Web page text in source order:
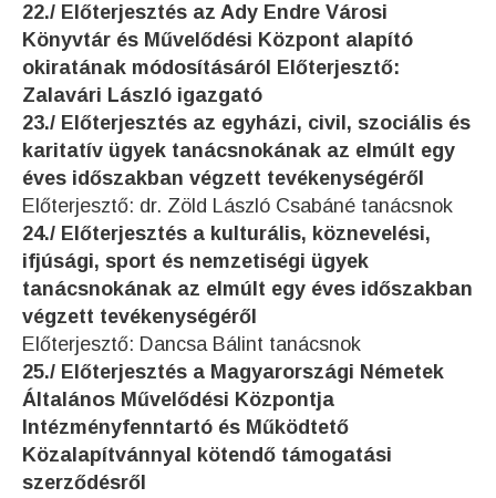
22./ Előterjesztés az Ady Endre Városi
Könyvtár és Művelődési Központ alapító
okiratának módosításáról Előterjesztő:
Zalavári László igazgató
23./ Előterjesztés az egyházi, civil, szociális és
karitatív ügyek tanácsnokának az elmúlt egy
éves időszakban végzett tevékenységéről
Előterjesztő: dr. Zöld László Csabáné tanácsnok
24./ Előterjesztés a kulturális, köznevelési,
ifjúsági, sport és nemzetiségi ügyek
tanácsnokának az elmúlt egy éves időszakban
végzett tevékenységéről
Előterjesztő: Dancsa Bálint tanácsnok
25./ Előterjesztés a Magyarországi Németek
Általános Művelődési Központja
Intézményfenntartó és Működtető
Közalapítvánnyal kötendő támogatási
szerződésről